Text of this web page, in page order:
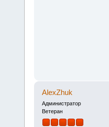
AlexZhuk
Администратор
Ветеран